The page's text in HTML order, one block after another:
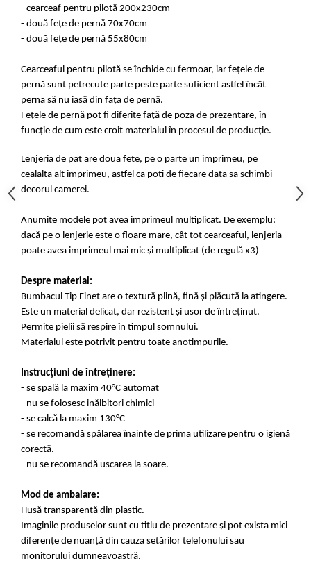
- cearceaf pentru pilotă 200x230cm
- două fețe de pernă 70x70cm
- două fețe de pernă 55x80cm
Cearceaful pentru pilotă se închide cu fermoar, iar fețele de
pernă sunt petrecute parte peste parte suficient astfel încât
perna să nu iasă din fața de pernă.
Fețele de pernă pot fi diferite față de poza de prezentare, în
funcție de cum este croit materialul în procesul de producție.
Lenjeria de pat are doua fete, pe o parte un imprimeu, pe
cealalta alt imprimeu, astfel ca poti de fiecare data sa schimbi
decorul camerei.
Anumite modele pot avea imprimeul multiplicat. De exemplu:
dacă pe o lenjerie este o floare mare, cât tot cearceaful, lenjeria
poate avea imprimeul mai mic și multiplicat (de regulă x3)
Despre material:
Bumbacul Tip Finet are o textură plină, fină și plăcută la atingere.
Este un material delicat, dar rezistent și usor de întreținut.
Permite pielii să respire în timpul somnului.
Materialul este potrivit pentru toate anotimpurile.
Instrucțiuni de întreținere:
- se spală la maxim 40°C automat
- nu se folosesc inălbitori chimici
- se calcă la maxim 130°C
- se recomandă spălarea înainte de prima utilizare pentru o igienă
corectă.
- nu se recomandă uscarea la soare.
Mod de ambalare:
Husă transparentă din plastic.
Imaginile produselor sunt cu titlu de prezentare și pot exista mici
diferențe de nuanță din cauza setărilor telefonului sau
monitorului dumneavoastră.